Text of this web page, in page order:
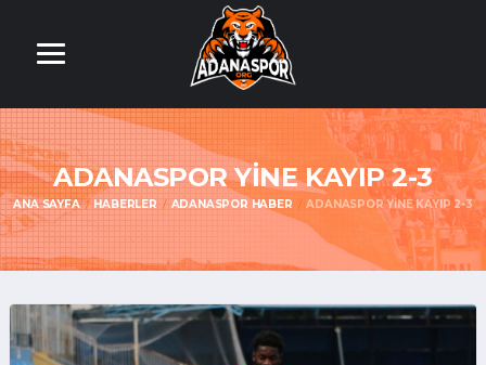
ADANASPOR YINE KAYIP 2-3
ANA SAYFA HABERLER ADANASPOR HABER ADANASPOR YINE KAYIP 2-3